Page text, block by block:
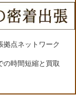
拠点ネットワーク
の時間短縮と買取